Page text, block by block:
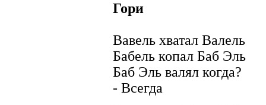
Гори
Вавель хватал Валель
Бабель копал Баб Эль
Баб Эль валял когда?
- Всегда